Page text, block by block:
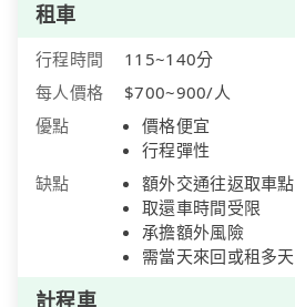
租車
行程時間
115~140分
每人價格
$700~900/人
優點
價格便宜
行程彈性
缺點
額外交通往返取車點
取還車時間受限
承擔額外風險
需當天來回或租多天
計程車